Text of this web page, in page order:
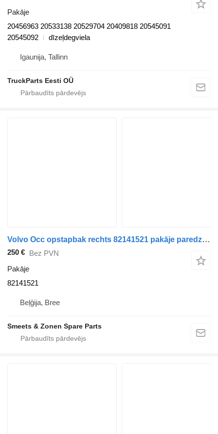
Pakāje
20456963 20533138 20529704 20409818 20545091
20545092
dīzeļdegviela
Igaunija, Tallinn
TruckParts Eesti OÜ
Volvo Occ opstapbak rechts 82141521 pakāje paredzēts kravas automašīnas
250 € Bez PVN
Pakāje
82141521
Beļģija, Bree
Smeets & Zonen Spare Parts